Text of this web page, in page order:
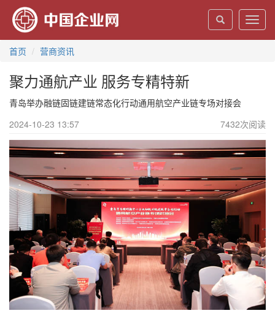
首页
营商资讯
聚力通航产业 服务专精特新
青岛举办融链固链建链常态化行动通用航空产业链专场对接会
2024-10-23 13:57
7432次阅读